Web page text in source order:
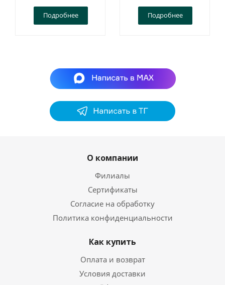
Подробнее Подробнее
О компании
Филиалы
Сертификаты
Согласие на обработку
Политика конфиденциальности
Как купить
Оплата и возврат
Условия доставки